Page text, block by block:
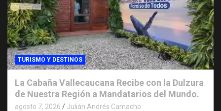
TURISMO Y DESTINOS
La Cabaña Vallecaucana Recibe con la Dulzura
de Nuestra Región a Mandatarios del Mundo.
agosto 7, 2026 Julián Andrés Camacho